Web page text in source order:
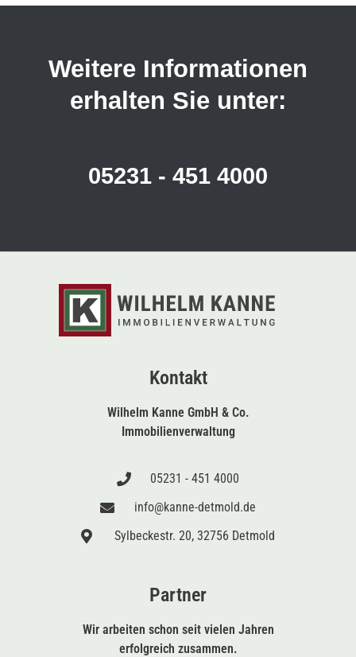
Weitere Informationen
erhalten Sie unter:
05231 - 451 4000
Kontakt
Wilhelm Kanne GmbH & Co.
Immobilienverwaltung
05231 - 451 4000
info@kanne-detmold.de
Sylbeckestr. 20, 32756 Detmold
Partner
Wir arbeiten schon seit vielen Jahren
erfolgreich zusammen.